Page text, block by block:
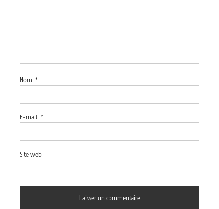
Nom *
E-mail *
Site web